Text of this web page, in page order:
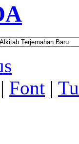
| Font |